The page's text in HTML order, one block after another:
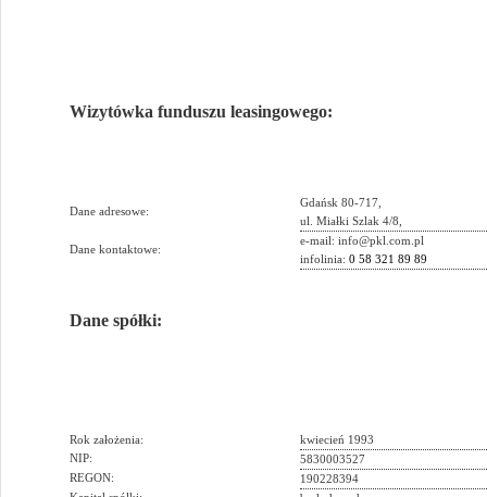
Wizytówkafunduszu leasingowego:
Dane adresowe:
Gdańsk 80-717,
ul. Miałki Szlak 4/8,
Dane kontaktowe:
e-mail: info@pkl.com.pl
infolinia:0 58 321 89 89
Dane spółki:
Rok założenia:
kwiecień 1993
NIP:
5830003527
REGON:
190228394